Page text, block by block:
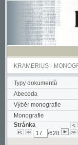
KRAMERIUS-
Typy dokumentů
Abeceda
Výběr monografie
Monografie
Stránka
/628
PDF Vytvořit